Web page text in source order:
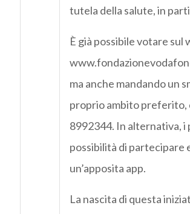
tutela della salute, in
È già possibile votare sul
ma anche mandando un
proprio ambito preferito,
8992344. In alternativa, i
possibilità di partecipare
un’apposita app.
La nascita di questa